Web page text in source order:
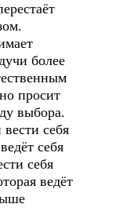
более
просит
выбора.
себя
себя
себя
ведёт